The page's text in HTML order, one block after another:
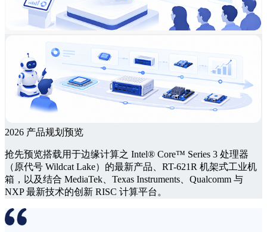
2026 产品规划预览
抢先预览搭载用于边缘计算之 Intel® Core™ Series 3 处理器
（原代号 Wildcat Lake）的最新产品、RT-621R 机架式工业机
箱，以及结合 MediaTek、Texas Instruments、Qualcomm 与
NXP 最新技术的创新 RISC 计算平台。